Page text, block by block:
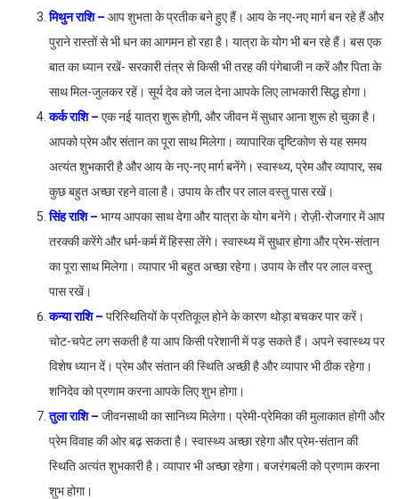
मिथुन राशि – आप शुभता के प्रतीक बने हुए हैं। आय के नए-नए मार्ग बन रहे हैं और
पुराने रास्तों से भी धन का आगमन हो रहा है। यात्रा के योग भी बन रहे हैं। बस एक
बात का ध्यान रखें- सरकारी तंत्र से किसी भी तरह की पंगेबाजी न करें और पिता के
साथ मिल-जुलकर रहें। सूर्य देव को जल देना आपके लिए लाभकारी सिद्ध होगा।
कर्क राशि – एक नई यात्रा शुरू होगी, और जीवन में सुधार आना शुरू हो चुका है।
आपको प्रेम और संतान का पूरा साथ मिलेगा। व्यापारिक दृष्टिकोण से यह समय
अत्यंत शुभकारी है और आय के नए-नए मार्ग बनेंगे। स्वास्थ्य, प्रेम और व्यापार, सब
कुछ बहुत अच्छा रहने वाला है। उपाय के तौर पर लाल वस्तु पास रखें।
सिंह राशि – भाग्य आपका साथ देगा और यात्रा के योग बनेंगे। रोज़ी-रोजगार में आप
तरक्की करेंगे और धर्म-कर्म में हिस्सा लेंगे। स्वास्थ्य में सुधार होगा और प्रेम-संतान
का पूरा साथ मिलेगा। व्यापार भी बहुत अच्छा रहेगा। उपाय के तौर पर लाल वस्तु
पास रखें।
कन्या राशि – परिस्थितियों के प्रतिकूल होने के कारण थोड़ा बचकर पार करें।
चोट-चपेट लग सकती है या आप किसी परेशानी में पड़ सकते हैं। अपने स्वास्थ्य पर
विशेष ध्यान दें। प्रेम और संतान की स्थिति अच्छी है और व्यापार भी ठीक रहेगा।
शनिदेव को प्रणाम करना आपके लिए शुभ होगा।
तुला राशि – जीवनसाथी का सानिध्य मिलेगा। प्रेमी-प्रेमिका की मुलाकात होगी और
प्रेम विवाह की ओर बढ़ सकता है। स्वास्थ्य अच्छा रहेगा और प्रेम-संतान की
स्थिति अत्यंत शुभकारी है। व्यापार भी अच्छा रहेगा। बजरंगबली को प्रणाम करना
शुभ होगा।